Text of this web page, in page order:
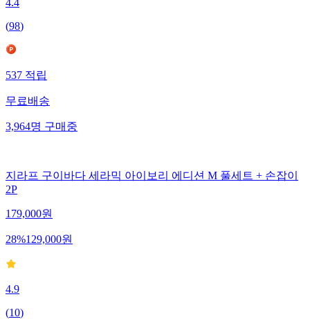
4.4
(98)
537적립
무료배송
3,964명구매중
지라프 구이바다 세라믹 아이보리 에디션 M 풀세트 + 손잡이
2P
179,000원
28%129,000원
4.9
(10)